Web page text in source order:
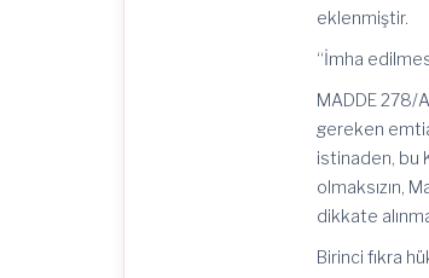
eklenmiştir.
“İmha
MADDE 278/
gereken
istinaden, bu
olmaksızın,
dikkate
Birinci fıkra